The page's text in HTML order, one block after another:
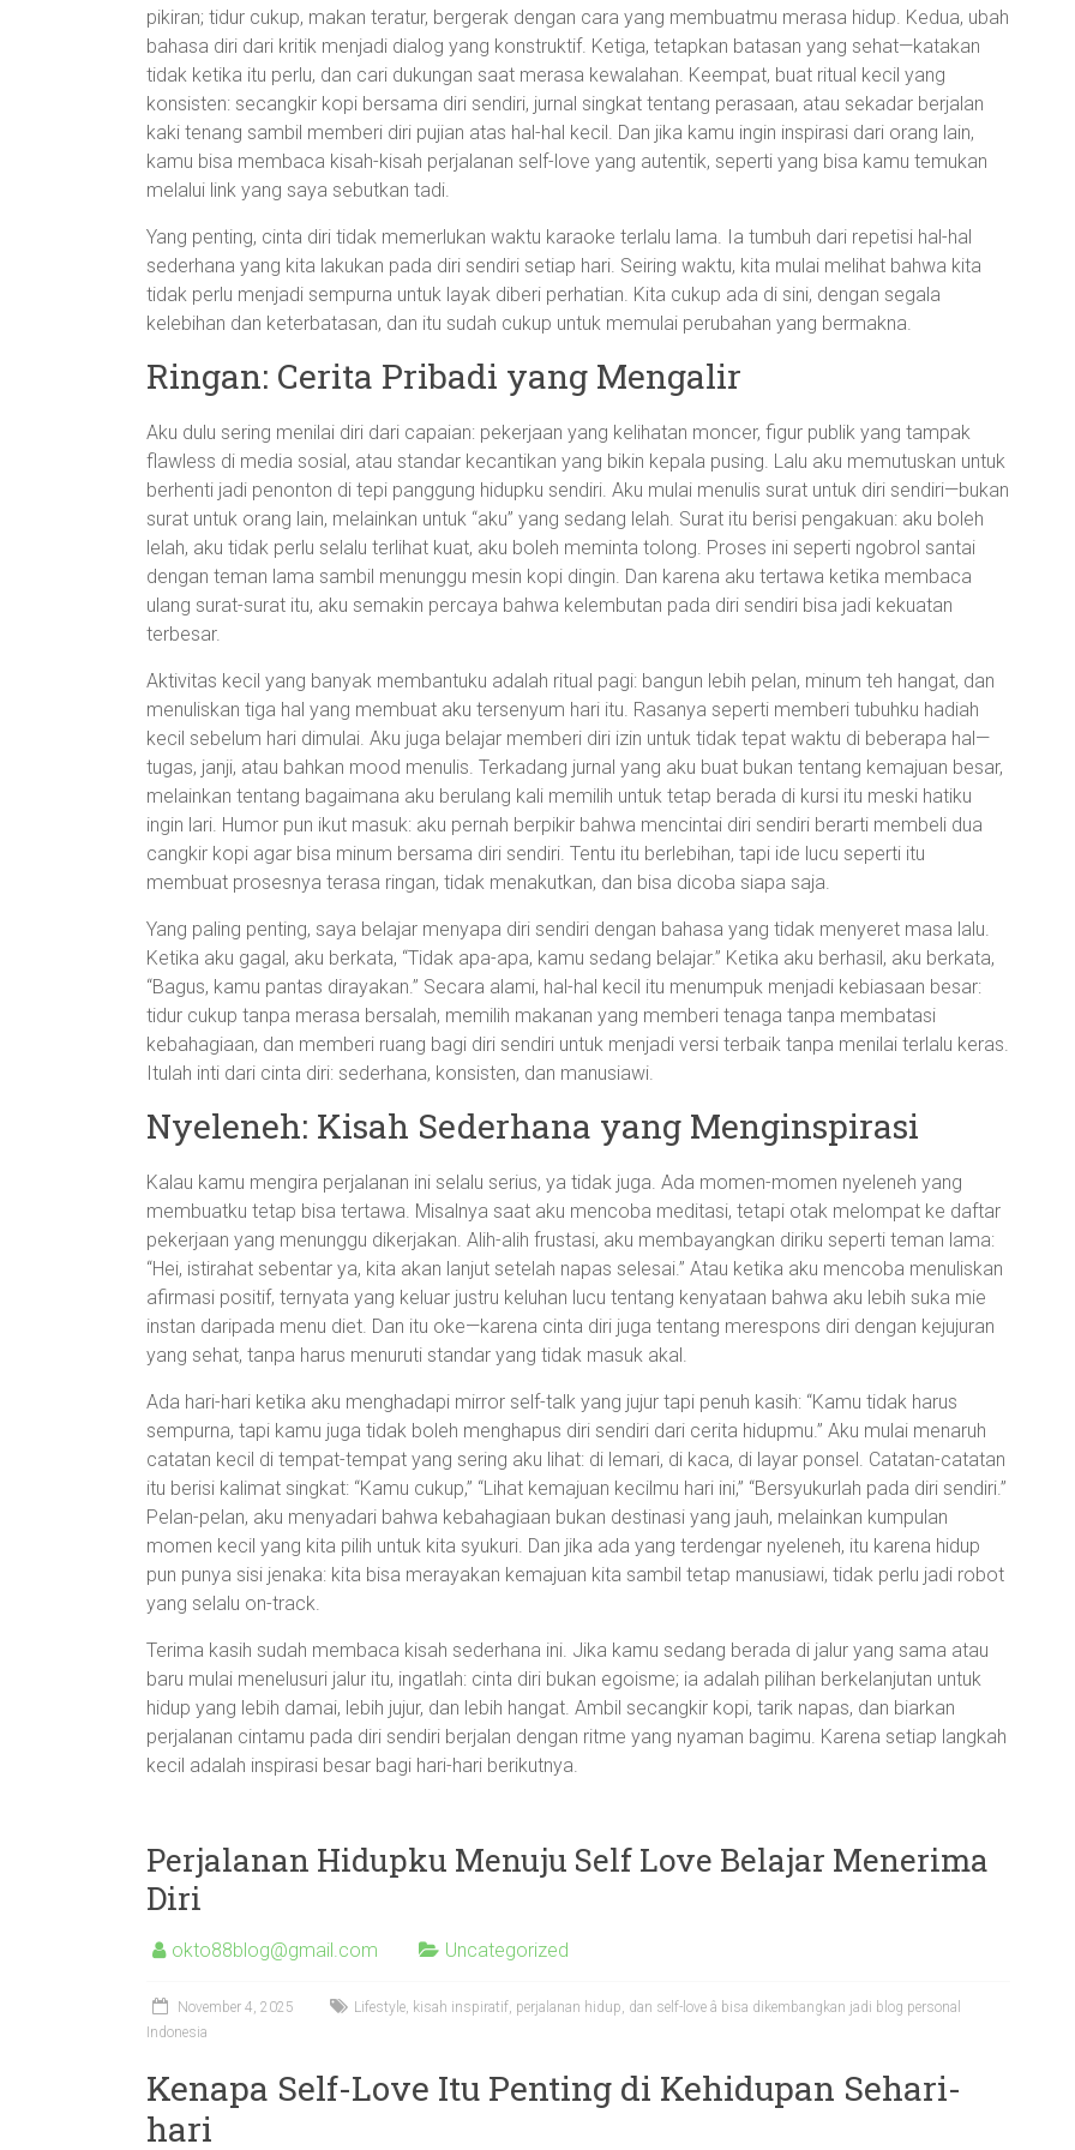
pikiran; tidur cukup, makan teratur, bergerak dengan cara yang membuatmu merasa hidup. Kedua, ubah
bahasa diri dari kritik menjadi dialog yang konstruktif. Ketiga, tetapkan batasan yang sehat—katakan
tidak ketika itu perlu, dan cari dukungan saat merasa kewalahan. Keempat, buat ritual kecil yang
konsisten: secangkir kopi bersama diri sendiri, jurnal singkat tentang perasaan, atau sekadar berjalan
kaki tenang sambil memberi diri pujian atas hal-hal kecil. Dan jika kamu ingin inspirasi dari orang lain,
kamu bisa membaca kisah-kisah perjalanan self-love yang autentik, seperti yang bisa kamu temukan
melalui link yang saya sebutkan tadi.
Yang penting, cinta diri tidak memerlukan waktu karaoke terlalu lama. Ia tumbuh dari repetisi hal-hal
sederhana yang kita lakukan pada diri sendiri setiap hari. Seiring waktu, kita mulai melihat bahwa kita
tidak perlu menjadi sempurna untuk layak diberi perhatian. Kita cukup ada di sini, dengan segala
kelebihan dan keterbatasan, dan itu sudah cukup untuk memulai perubahan yang bermakna.
Ringan: Cerita Pribadi yang Mengalir
Aku dulu sering menilai diri dari capaian: pekerjaan yang kelihatan moncer, figur publik yang tampak
flawless di media sosial, atau standar kecantikan yang bikin kepala pusing. Lalu aku memutuskan untuk
berhenti jadi penonton di tepi panggung hidupku sendiri. Aku mulai menulis surat untuk diri sendiri—bukan
surat untuk orang lain, melainkan untuk “aku” yang sedang lelah. Surat itu berisi pengakuan: aku boleh
lelah, aku tidak perlu selalu terlihat kuat, aku boleh meminta tolong. Proses ini seperti ngobrol santai
dengan teman lama sambil menunggu mesin kopi dingin. Dan karena aku tertawa ketika membaca
ulang surat-surat itu, aku semakin percaya bahwa kelembutan pada diri sendiri bisa jadi kekuatan
terbesar.
Aktivitas kecil yang banyak membantuku adalah ritual pagi: bangun lebih pelan, minum teh hangat, dan
menuliskan tiga hal yang membuat aku tersenyum hari itu. Rasanya seperti memberi tubuhku hadiah
kecil sebelum hari dimulai. Aku juga belajar memberi diri izin untuk tidak tepat waktu di beberapa hal—
tugas, janji, atau bahkan mood menulis. Terkadang jurnal yang aku buat bukan tentang kemajuan besar,
melainkan tentang bagaimana aku berulang kali memilih untuk tetap berada di kursi itu meski hatiku
ingin lari. Humor pun ikut masuk: aku pernah berpikir bahwa mencintai diri sendiri berarti membeli dua
cangkir kopi agar bisa minum bersama diri sendiri. Tentu itu berlebihan, tapi ide lucu seperti itu
membuat prosesnya terasa ringan, tidak menakutkan, dan bisa dicoba siapa saja.
Yang paling penting, saya belajar menyapa diri sendiri dengan bahasa yang tidak menyeret masa lalu.
Ketika aku gagal, aku berkata, “Tidak apa-apa, kamu sedang belajar.” Ketika aku berhasil, aku berkata,
“Bagus, kamu pantas dirayakan.” Secara alami, hal-hal kecil itu menumpuk menjadi kebiasaan besar:
tidur cukup tanpa merasa bersalah, memilih makanan yang memberi tenaga tanpa membatasi
kebahagiaan, dan memberi ruang bagi diri sendiri untuk menjadi versi terbaik tanpa menilai terlalu keras.
Itulah inti dari cinta diri: sederhana, konsisten, dan manusiawi.
Nyeleneh: Kisah Sederhana yang Menginspirasi
Kalau kamu mengira perjalanan ini selalu serius, ya tidak juga. Ada momen-momen nyeleneh yang
membuatku tetap bisa tertawa. Misalnya saat aku mencoba meditasi, tetapi otak melompat ke daftar
pekerjaan yang menunggu dikerjakan. Alih-alih frustasi, aku membayangkan diriku seperti teman lama:
“Hei, istirahat sebentar ya, kita akan lanjut setelah napas selesai.” Atau ketika aku mencoba menuliskan
afirmasi positif, ternyata yang keluar justru keluhan lucu tentang kenyataan bahwa aku lebih suka mie
instan daripada menu diet. Dan itu oke—karena cinta diri juga tentang merespons diri dengan kejujuran
yang sehat, tanpa harus menuruti standar yang tidak masuk akal.
Ada hari-hari ketika aku menghadapi mirror self-talk yang jujur tapi penuh kasih: “Kamu tidak harus
sempurna, tapi kamu juga tidak boleh menghapus diri sendiri dari cerita hidupmu.” Aku mulai menaruh
catatan kecil di tempat-tempat yang sering aku lihat: di lemari, di kaca, di layar ponsel. Catatan-catatan
itu berisi kalimat singkat: “Kamu cukup,” “Lihat kemajuan kecilmu hari ini,” “Bersyukurlah pada diri sendiri.”
Pelan-pelan, aku menyadari bahwa kebahagiaan bukan destinasi yang jauh, melainkan kumpulan
momen kecil yang kita pilih untuk kita syukuri. Dan jika ada yang terdengar nyeleneh, itu karena hidup
pun punya sisi jenaka: kita bisa merayakan kemajuan kita sambil tetap manusiawi, tidak perlu jadi robot
yang selalu on-track.
Terima kasih sudah membaca kisah sederhana ini. Jika kamu sedang berada di jalur yang sama atau
baru mulai menelusuri jalur itu, ingatlah: cinta diri bukan egoisme; ia adalah pilihan berkelanjutan untuk
hidup yang lebih damai, lebih jujur, dan lebih hangat. Ambil secangkir kopi, tarik napas, dan biarkan
perjalanan cintamu pada diri sendiri berjalan dengan ritme yang nyaman bagimu. Karena setiap langkah
kecil adalah inspirasi besar bagi hari-hari berikutnya.
Perjalanan Hidupku Menuju Self Love Belajar Menerima
Diri
okto88blog@gmail.com Uncategorized
November 4, 2025
Lifestyle, kisah inspiratif, perjalanan hidup, dan self-love â bisa dikembangkan jadi blog personal
Indonesia
Kenapa Self-Love Itu Penting di Kehidupan Sehari-
hari